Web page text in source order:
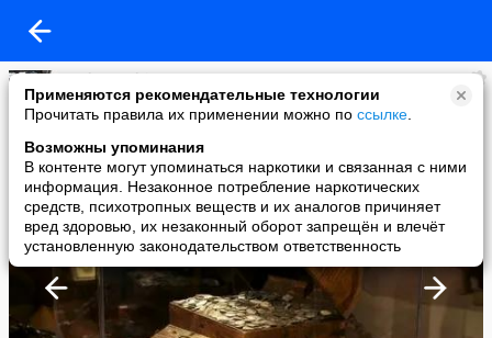
Применяются рекомендательные технологии
Прочитать правила их применении можно по ссылке
Возможны упоминания
В контенте могут упоминаться наркотики и связанная с ними
информация. Незаконное потребление наркотических
средств, психотропных веществ и их аналогов причиняет
вред здоровью, их незаконный оборот запрещён и влечёт
установленную законодательством ответственность
AndreyKudrin10101980
added a photo
08 Feb в 12:50